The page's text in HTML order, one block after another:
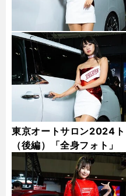
東京オートサロン2024
（後編）「全身フォト」